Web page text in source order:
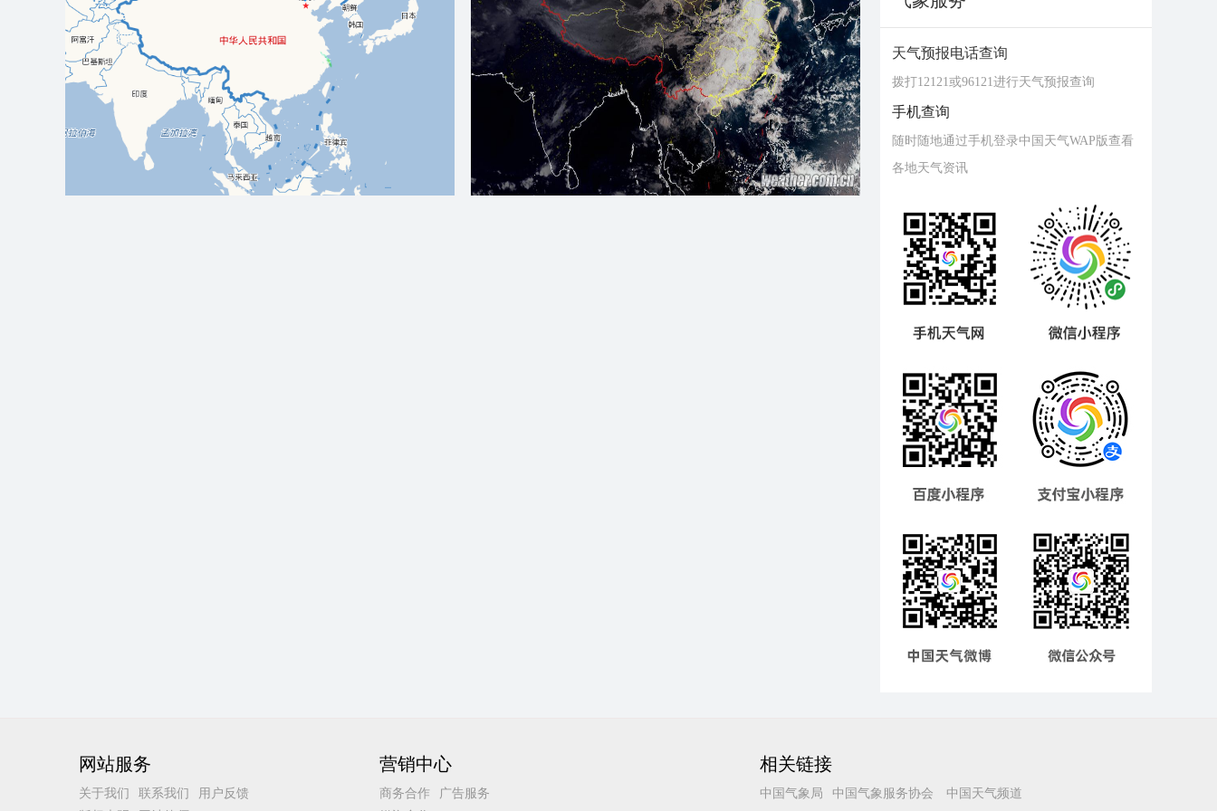
天气预报电话查询
拨打12121或96121进行天气预报查询
手机查询
随时随地通过手机登录中国天气WAP版查看
各地天气资讯
网站服务
关于我们 联系我们
用户反馈
营销中心
商务合作
广告服务
相关链接
中国气象局 中国气象服务协会 中国天气频道